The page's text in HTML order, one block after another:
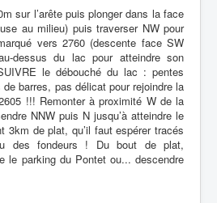
sur l’arête puis plonger dans la face
au milieu) puis traverser NW pour
vers 2760 (descente face SW
dessus du lac pour atteindre son
le débouché du lac : pentes
de barres, pas délicat pour rejoindre la
!!! Remonter à proximité W de la
NNW puis N jusqu’à atteindre le
3km de plat, qu’il faut espérer tracés
des fondeurs ! Du bout de plat,
le parking du Pontet ou... descendre